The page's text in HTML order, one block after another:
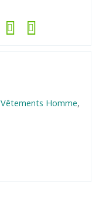
Vêtements Homme,